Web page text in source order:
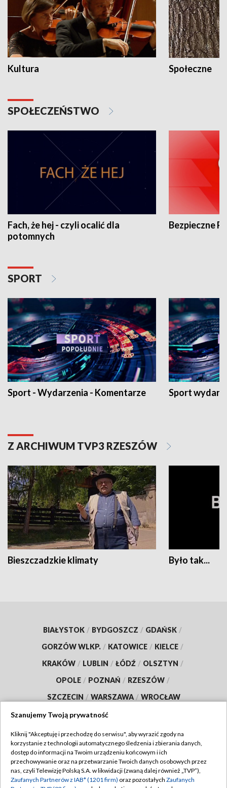
Kultura Społeczne
SPOŁECZEŃSTWO
Fach, że hej - czyli ocalić dla
potomnych
Bezpieczne
SPORT
Sport - Wydarzenia - Komentarze Sport
Z ARCHIWUM TVP3 RZESZÓW
Bieszczadzkie klimaty Było tak...
BIAŁYSTOK / BYDGOSZCZ / GDAŃSK /
GORZÓW WLKP. / KATOWICE / KIELCE /
KRAKÓW / LUBLIN / ŁÓDŹ / OLSZTYN /
OPOLE / POZNAŃ / RZESZÓW /
SZCZECIN / WARSZAWA / WROCŁAW
Dołącz do nas:
TVP
Abonament TVP
Szanujemy Twoją prywatność
Kliknij "Akceptuję i przechodzę do serwisu", aby wyrazić zgody na
korzystanie z technologii automatycznego śledzenia i zbierania danych,
dostęp do informacji na Twoim urządzeniu końcowym i ich
przechowywanie oraz na przetwarzanie Twoich danych osobowych przez
nas, czyli Telewizję Polską S.A. w likwidacji (zwaną dalej również „TVP”),
Zaufanych Partnerów z IAB* (1201 firm) oraz pozostałych Zaufanych